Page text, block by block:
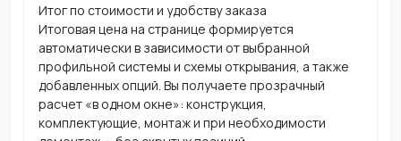
Итог по стоимости и удобству заказа
Итоговая цена на странице формируется
автоматически в зависимости от выбранной
профильной системы и схемы открывания, а также
добавленных опций. Вы получаете прозрачный
расчет «в одном окне»: конструкция,
комплектующие, монтаж и при необходимости